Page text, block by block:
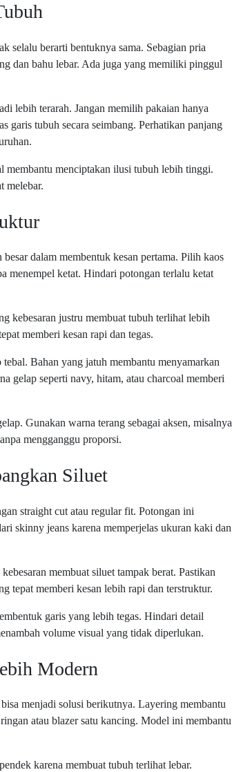
selalu berarti bentuknya sama. Sebagian pria
dan bahu lebar. Ada juga yang memiliki pinggul
lebih terarah. Jangan memilih pakaian hanya
garis tubuh secara seimbang. Perhatikan panjang
membantu menciptakan ilusi tubuh lebih tinggi.
melebar.
dalam membentuk kesan pertama. Pilih kaos
menempel ketat. Hindari potongan terlalu ketat
kebesaran justru membuat tubuh terlihat lebih
memberi kesan rapi dan tegas.
Bahan yang jatuh membantu menyamarkan
gelap seperti navy, hitam, atau charcoal memberi
Gunakan warna terang sebagai aksen, misalnya
mengganggu proporsi.
Siluet
straight cut atau regular fit. Potongan ini
skinny jeans karena memperjelas ukuran kaki dan
membuat siluet tampak berat. Pastikan
tepat memberi kesan lebih rapi dan terstruktur.
garis yang lebih tegas. Hindari detail
volume visual yang tidak diperlukan.
Modern
menjadi solusi berikutnya. Layering membantu
atau blazer satu kancing. Model ini membantu
karena membuat tubuh terlihat lebar.